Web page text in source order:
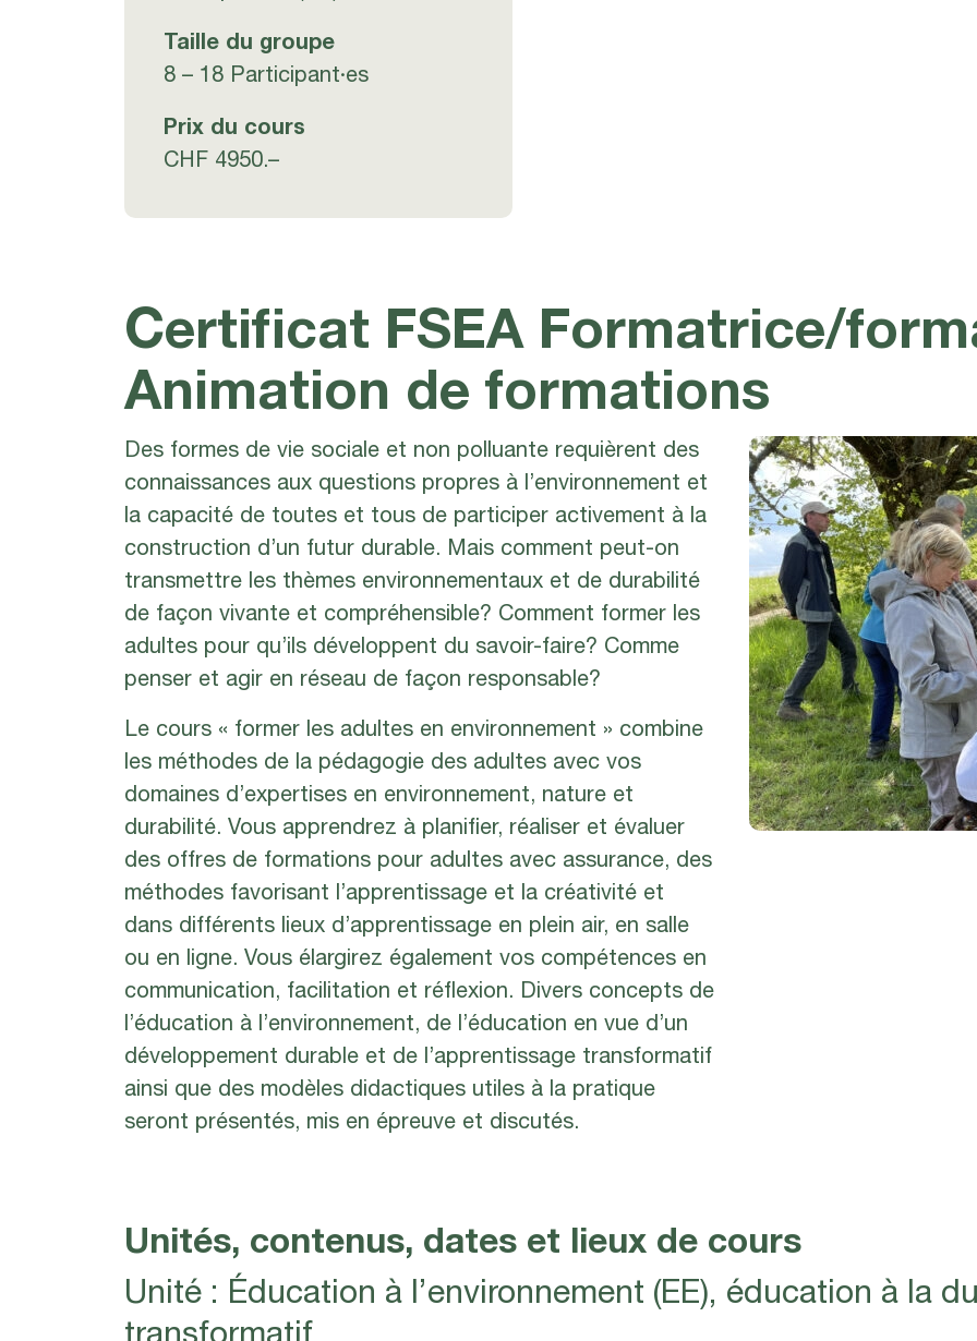
Taille du groupe
8 – 18 Participant·es
Prix du cours
CHF 4950.–
Certificat FSEA Formatrice/
Animation de formations
Des formes de vie sociale et non polluante requièrent des
connaissances aux questions propres à l’environnement et
la capacité de toutes et tous de participer activement à la
construction d’un futur durable. Mais comment peut-on
transmettre les thèmes environnementaux et de durabilité
de façon vivante et compréhensible? Comment former les
adultes pour qu’ils développent du savoir-faire? Comme
penser et agir en réseau de façon responsable?
Le cours « former les adultes en environnement » combine
les méthodes de la pédagogie des adultes avec vos
domaines d’expertises en environnement, nature et
durabilité. Vous apprendrez à planifier, réaliser et évaluer
des offres de formations pour adultes avec assurance, des
méthodes favorisant l’apprentissage et la créativité et
dans différents lieux d’apprentissage en plein air, en salle
ou en ligne. Vous élargirez également vos compétences en
communication, facilitation et réflexion. Divers concepts de
l’éducation à l’environnement, de l’éducation en vue d’un
développement durable et de l’apprentissage transformatif
ainsi que des modèles didactiques utiles à la pratique
seront présentés, mis en épreuve et discutés.
Unités, contenus, dates et lieux de cours
Unité : Éducation à l’environnement (EE), éducation à la
transformatif